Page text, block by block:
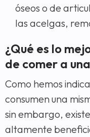
óseos o de
las acelgas,
¿Qué es lo
de comer a
Como hemos
consumen una
sin embargo,
altamente